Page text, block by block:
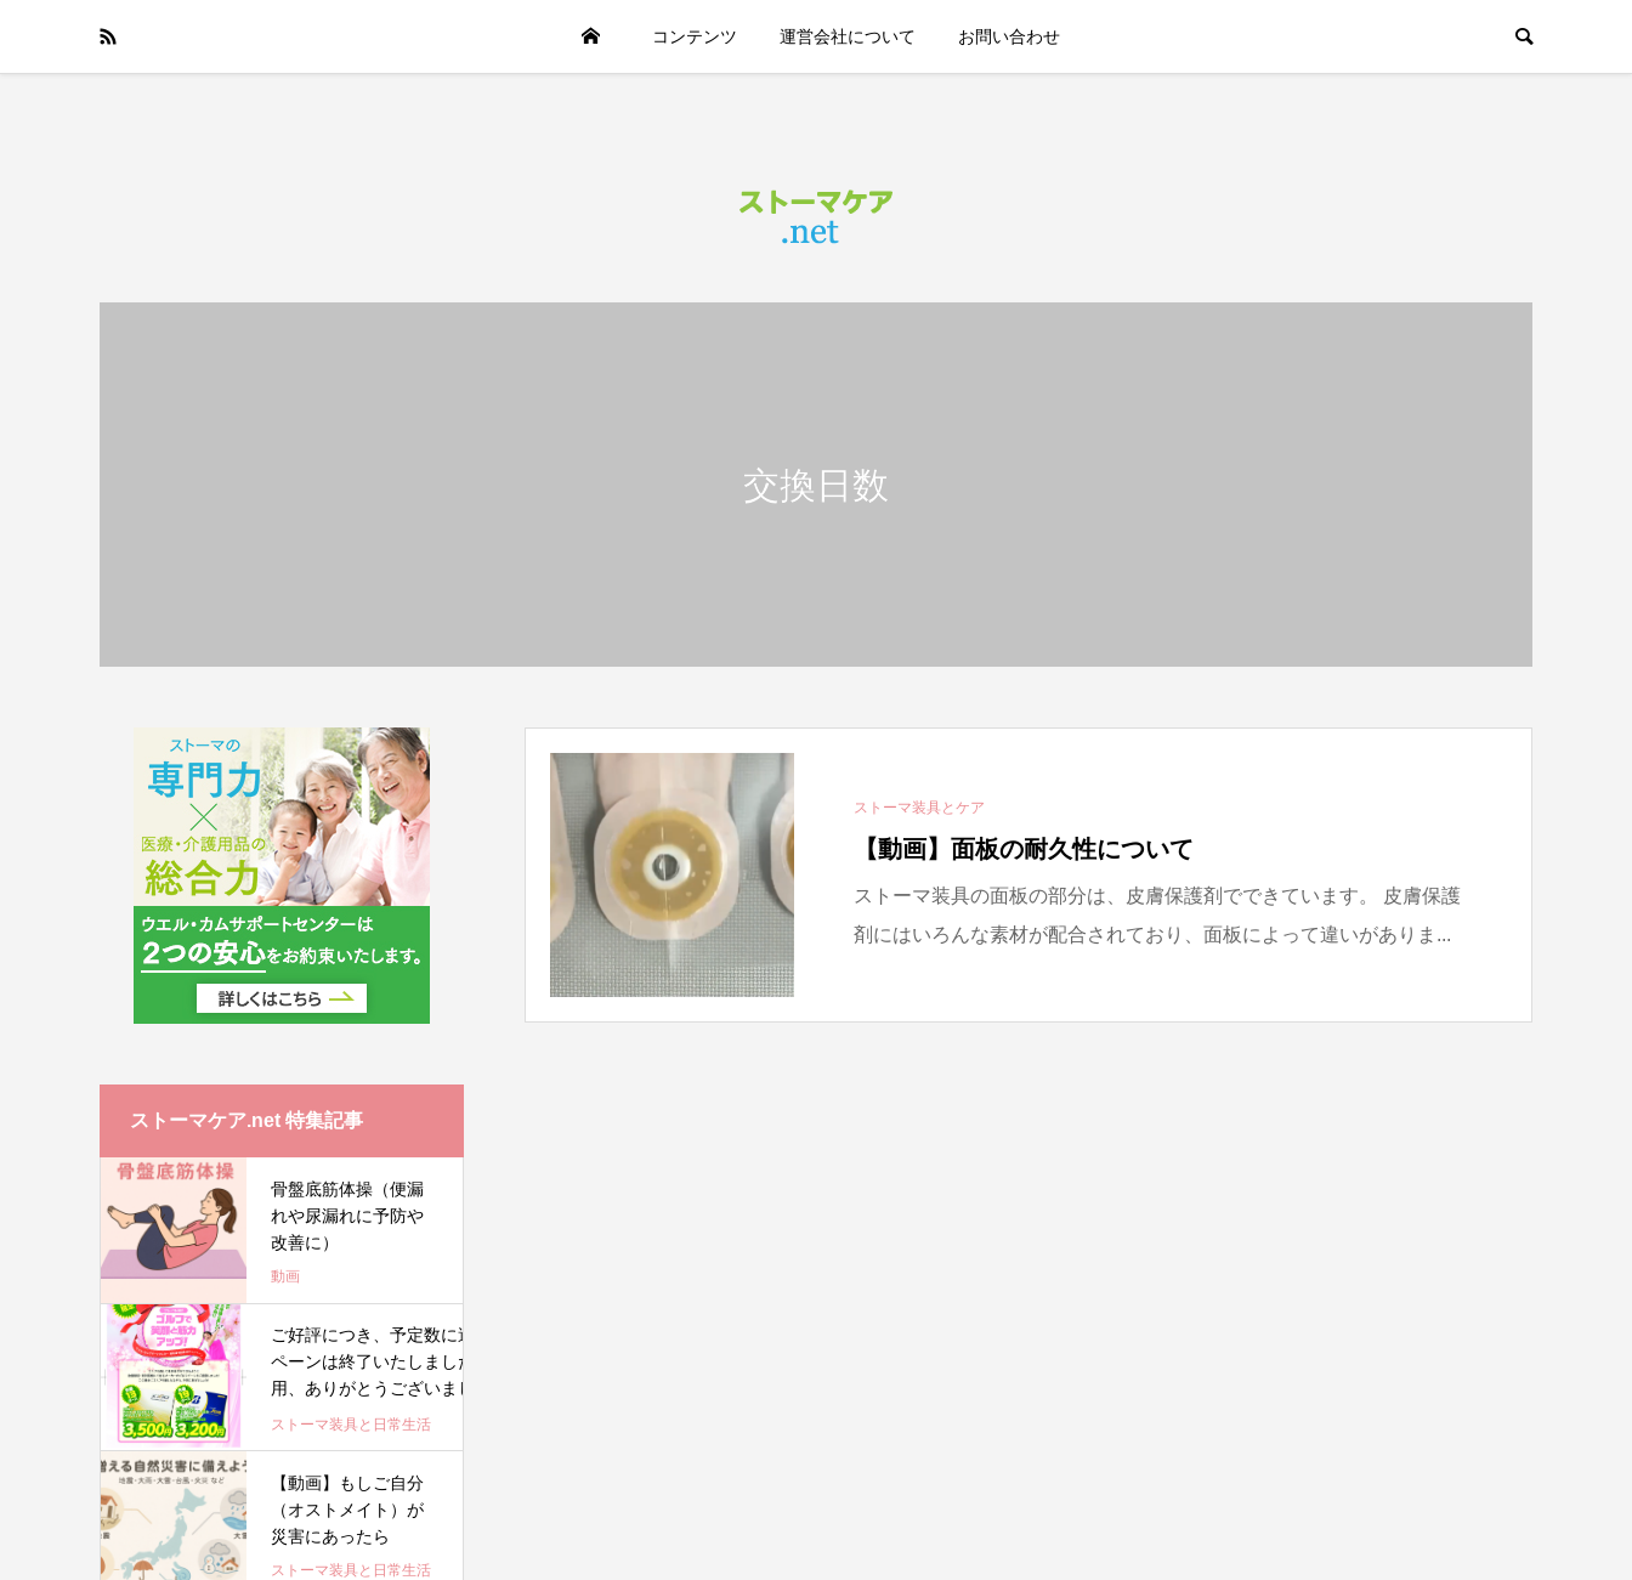
コンテンツ 運営会社について お問い合わせ
交換日数
ストーマ装具とケア
【動画】面板の耐久性について
ストーマ装具の面板の部分は、皮膚保護剤でできています。 皮膚保護
剤にはいろんな素材が配合されており、面板によって違いがありま...
ストーマケア.net 特集記事
骨盤底筋体操（便漏
れや尿漏れに予防や
改善に）
動画
ご好評につき、予定数に達したため、本キャン
ペーンは終了いたしました。たくさんのご利
用、ありがとうございまし
た。 ...
ストーマ装具と日常生活
【動画】もしご自分
（オストメイト）が
災害にあったら
ストーマ装具と日常生活